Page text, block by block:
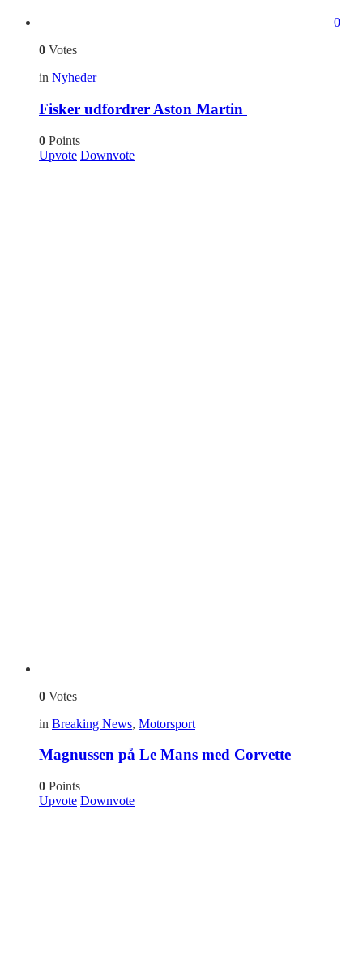
0
0 Votes
in Nyheder
Fisker udfordrer Aston Martin
0 Points
Upvote Downvote
0 Votes
in Breaking News, Motorsport
Magnussen på Le Mans med Corvette
0 Points
Upvote Downvote